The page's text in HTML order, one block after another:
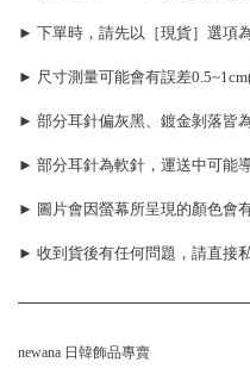
► 下單時，請先以［現貨］選項
► 尺寸測量可能會有誤差
► 部分耳針偏灰黑、鍍金剝落皆
► 部分耳針為軟針，運送中可能
► 圖片會因螢幕所呈現的顏色會
► 收到貨後有任何問題，請直接
newana 日韓飾品專賣